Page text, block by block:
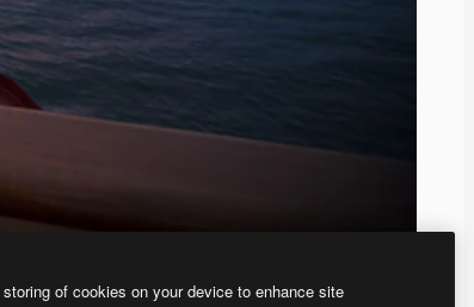
of cookies on your device to enhance site